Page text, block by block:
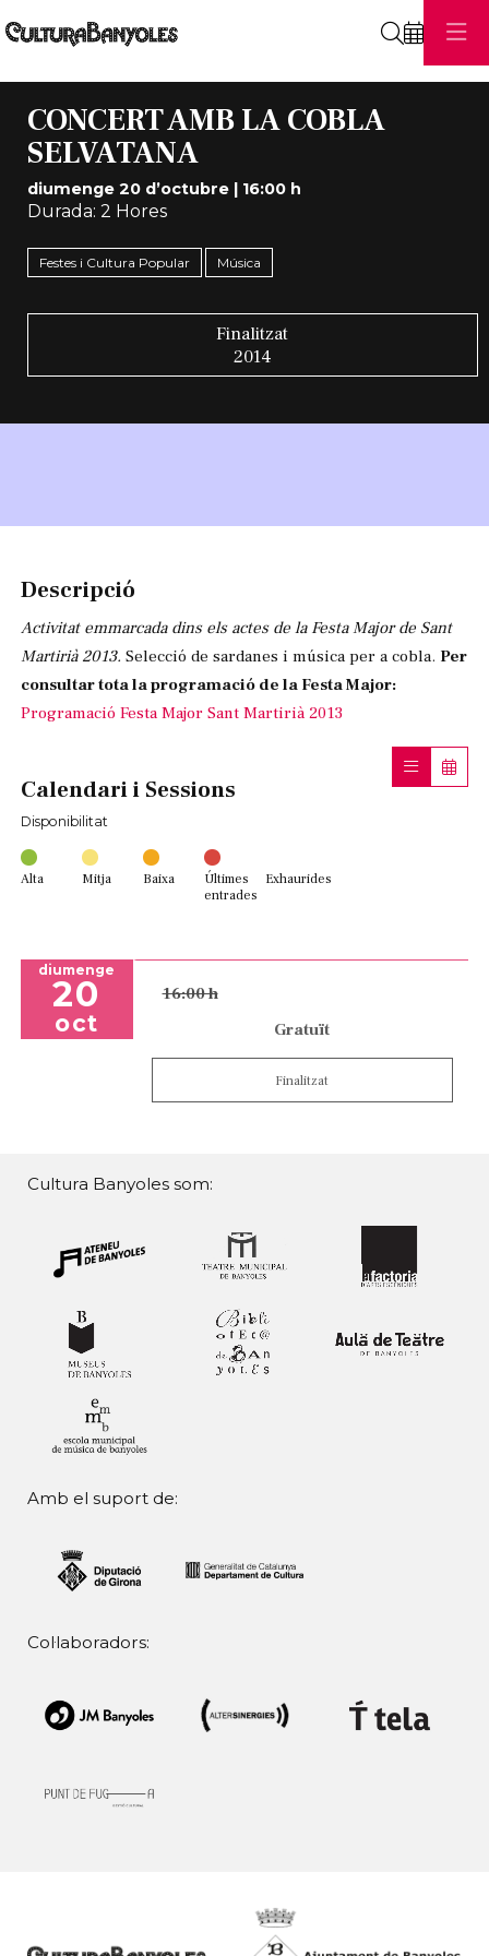
CONCERT AMB LA COBLA
SELVATANA
diumenge 20 d’octubre| 16:00 h
Durada: 2 Hores
Festes i Cultura Popular Música
Finalitzat
2014
Descripció
Activitat emmarcada dins els actes de la Festa Major de Sant
Martirià 2013. Selecció de sardanes i música per a cobla. Per
consultar tota la programació de la Festa Major:
Programació Festa Major Sant Martirià 2013
Calendari i Sessions
Disponibilitat
Alta Mitja Baixa
Últimes
entrades
Exhaurides
diumenge
20
oct
16:00 h
Gratuït
Finalitzat
Cultura Banyoles som:
Amb el suport de:
Col·laboradors: